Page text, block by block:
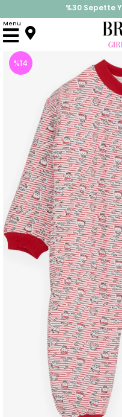
%30 Sepette
İndirimlere ek %10
Menu
Anasayfa Tulum
%14